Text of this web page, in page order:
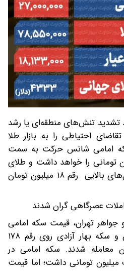
تشدید تنش‌های منطقه‌ای یا رشد
احتیاطی را به بازار طلا
سکه امامی شانس حرکت به سمت
کانال ۱۸۴ میلیون تومانی را خواهد داشت و طلای
۱۸ عیار نیز می‌تواند در کانال‌های بالایی رقم ۱۸ میلیون تومان
عصرگاهی گران شدند
جواهر تهران، قیمت سکه امامی
روی رقم ۱۸۲ میلیون تومان و سکه بهار آزادی روی رقم ۱۷۸
هزار تومان معامله شدند. سکه امامی در
تومانی داشت؛ اما قیمت